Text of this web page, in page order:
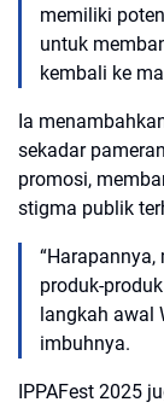
memiliki
untuk
kembali ke
Ia
sekadar
promosi,
stigma publik
produk-
langkah awal
imbuhnya.
IPPAFest 2025